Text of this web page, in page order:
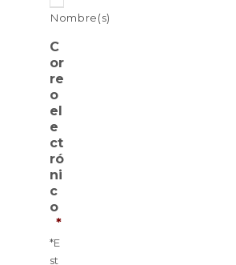
Nombre(s)
C
or
re
o
el
e
ct
ró
ni
c
o
*
*E
st